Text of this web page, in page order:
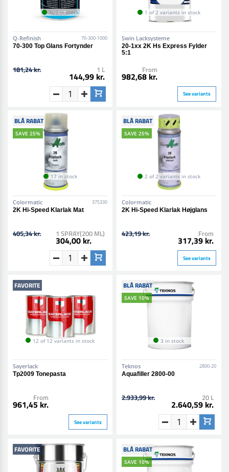
105 in stock
Q-Refinish 70-300-1000
70-300 Top Glans Fortynder
181,24 kr. 1 L
144,99 kr.
1 of 2 variants in stock
Swin Lacksysteme
20-1xx 2K Hs Express Fylder
5:1
From
982,68 kr.
See variants
BLÅ RABAT
SAVE 25%
17 in stock
Colormatic 375330
2K Hi-Speed Klarlak Mat
405,34 kr. 1 SPRAY(200 ML)
304,00 kr.
BLÅ RABAT
SAVE 25%
2 of 2 variants in stock
Colormatic
2K Hi-Speed Klarlak Højglans
423,19 kr. From
317,39 kr.
See variants
FAVORITE
12 of 12 variants in stock
Sayerlack
Tp2009 Tonepasta
From
961,45 kr.
See variants
BLÅ RABAT
SAVE 10%
3 in stock
Teknos 2800-20
Aquafiller 2800-00
2.933,99 kr. 20 L
2.640,59 kr.
FAVORITE BLÅ RABAT
SAVE 10%